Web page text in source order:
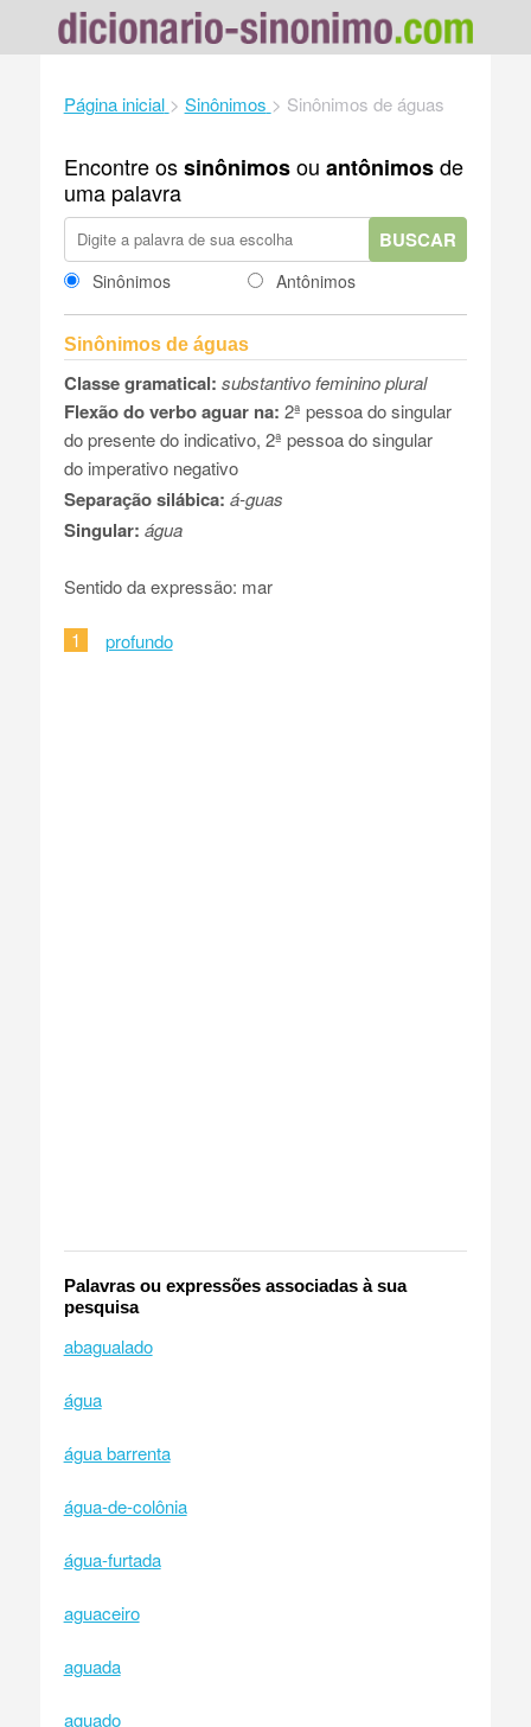
Página inicial > Sinônimos > Sinônimos de águas
Encontre ossinônimosou antônimosde
uma palavra
BUSCAR
Sinônimos Antônimos
Sinônimos de águas
Classe gramatical: substantivo feminino plural
Flexão do verbo aguar na: 2ª pessoa do singular
do presente do indicativo, 2ª pessoa do singular
do imperativo negativo
Separação silábica: á-guas
Singular: água
Sentido da expressão: mar
1 profundo
Palavras ou expressões associadas à sua
pesquisa
abagualado
água
água barrenta
água-de-colônia
água-furtada
aguaceiro
aguada
aguado